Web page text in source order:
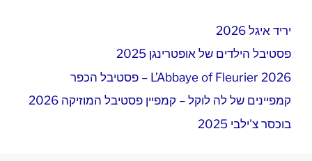
יריד איגל 2026
פסטיבל הילדים של אופטרינגן 2025
L’Abbaye of Fleurier 2026 – פסטיבל הכפר
קמפיינים של לה לוקל – קמפיין פסטיבל המוזיקה 2026
בוכסר צ'ילבי 2025